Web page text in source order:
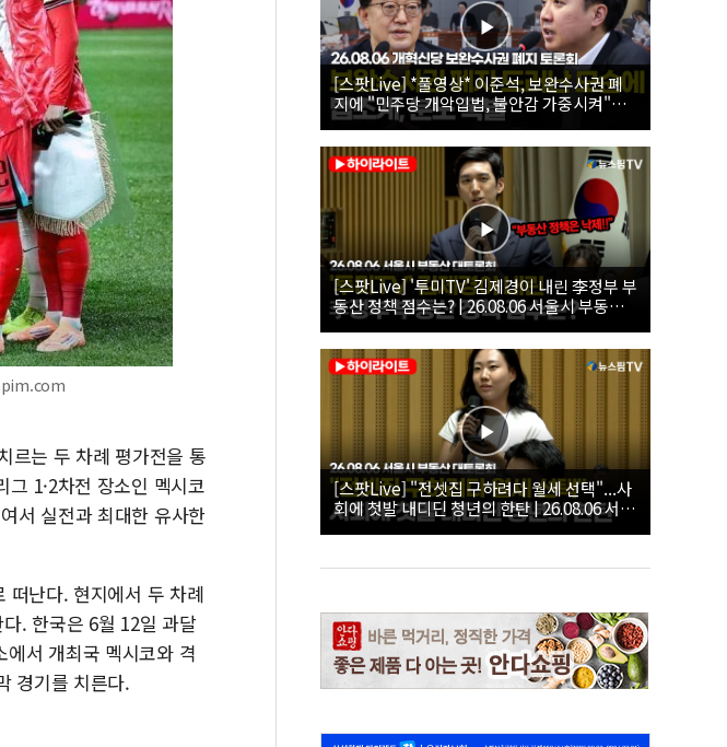
르는 두 차례 평가전을 통
1·2차전 장소인 멕시코
서 실전과 최대한 유사한
떠난다. 현지에서 두 차례
. 한국은 6월 12일 과달
서 개최국 멕시코와 격
경기를 치른다.
[스팟Live] *풀영상* 이준석, 보완수사권 폐
지에 "민주당 개악입법, 불안감 가중시켜"｜
26.08.06 개혁신당 보완수사권 폐지 토론회
[스팟Live] '투미TV' 김제경이 내린 李정부 부
동산 정책 점수는? | 26.08.06 서울시 부동산
대토론회
[스팟Live] "전셋집 구하려다 월세 선택"...사
회에 첫발 내디딘 청년의 한탄 | 26.08.06 서울
시 부동산 대토론회